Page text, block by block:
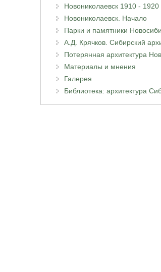
Новониколаевск 1910 - 1920
Новониколаевск. Начало
Парки и памятники
А.Д. Крячков. Сибирский
Потерянная архитектура
Материалы и мнения
Галерея
Библиотека: архитектура